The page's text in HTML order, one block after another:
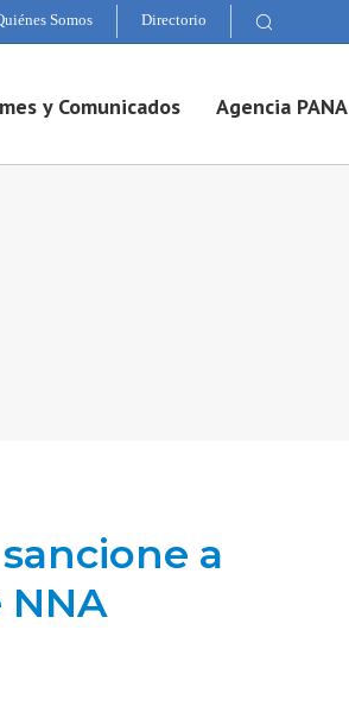
Somos Directorio
y Comunicados Agencia PANA
a
NNA